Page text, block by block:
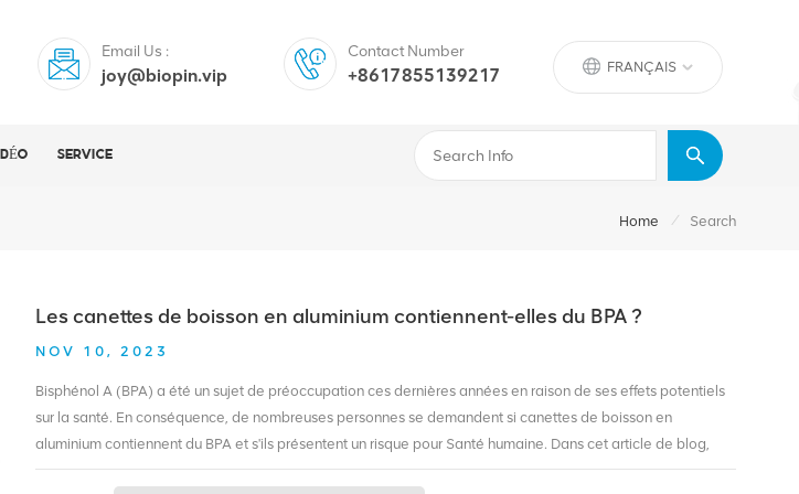
FRANÇAIS
Email Us :
joy@biopin.vip
Contact Number
+8617855139217
SERVICE
Home / Search
Les canettes de boisson en aluminium contiennent-elles du BPA ?
NOV 10, 2023
Bisphénol A (BPA) a été un sujet de préoccupation ces dernières années en raison de ses effets potentiels
sur la santé. En conséquence, de nombreuses personnes se demandent si canettes de boisson en
aluminium contiennent du BPA et s'ils présentent un risque pour Santé humaine. Dans cet article de blog,
nous explorerons le sujet et vous fournirons les informations nécessaires pour prendre une décision